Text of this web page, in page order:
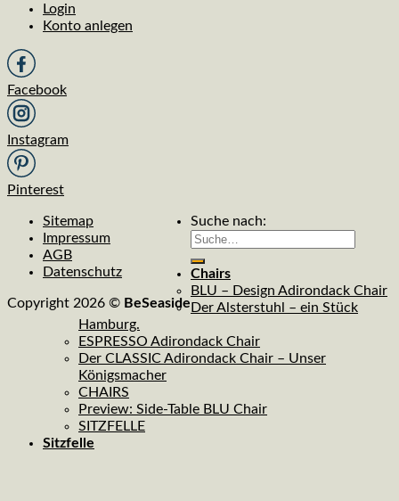
Login
Konto anlegen
Facebook
Instagram
Pinterest
Sitemap
Impressum
AGB
Datenschutz
Copyright 2026 © BeSeaside
Suche nach:
Chairs
BLU – Design Adirondack Chair
Der Alsterstuhl – ein Stück
Hamburg.
ESPRESSO Adirondack Chair
Der CLASSIC Adirondack Chair – Unser
Königsmacher
CHAIRS
Preview: Side-Table BLU Chair
SITZFELLE
Sitzfelle